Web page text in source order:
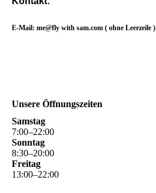
E-Mail: me@fly with sam.com ( ohne Leerzeile )
Unsere Öffnungszeiten
Samstag
7:00–22:00
Sonntag
8:30–20:00
Freitag
13:00–22:00